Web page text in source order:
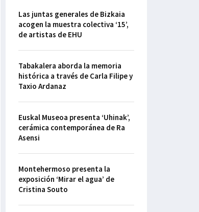
Las juntas generales de Bizkaia
acogen la muestra colectiva ‘15’,
de artistas de EHU
Tabakalera aborda la memoria
histórica a través de Carla Filipe y
Taxio Ardanaz
Euskal Museoa presenta ‘Uhinak’,
cerámica contemporánea de Ra
Asensi
Montehermoso presenta la
exposición ‘Mirar el agua’ de
Cristina Souto